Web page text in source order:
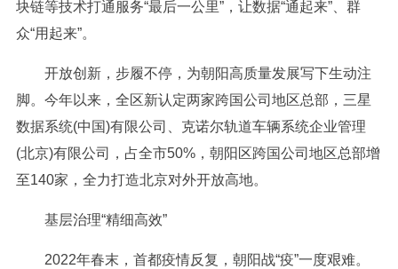
块链等技术打通服务“最后一公里”，让数据“通起来”、群
众“用起来”。
开放创新，步履不停，为朝阳高质量发展写下生动注
脚。今年以来，全区新认定两家跨国公司地区总部，三星
数据系统(中国)有限公司、克诺尔轨道车辆系统企业管理
(北京)有限公司，占全市50%，朝阳区跨国公司地区总部增
至140家，全力打造北京对外开放高地。
基层治理“精细高效”
2022年春末，首都疫情反复，朝阳战“疫”一度艰难。